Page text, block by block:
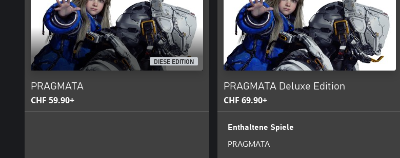
diesem Spiel deine Multitasking-Fähigkeiten bis an ihre Grenzen bringst.
*Raytracing wird auf der Xbox Series S nicht unterstützt.
©CAPCOM
PRAGMATA is a trademark and/or registered trademark of CAPCOM CO., LTD. and/or its
DIESE EDITION
PRAGMATA
CHF 59.90+
PRAGMATA Deluxe Edition
CHF 69.90+
Enthaltene Spiele
PRAGMATA